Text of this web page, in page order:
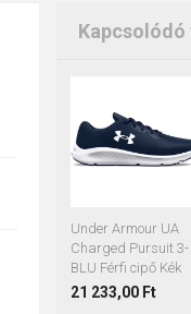
Under Armour UA
Charged Pursuit 3-
BLU Férfi cipő Kék
21 233,00 Ft